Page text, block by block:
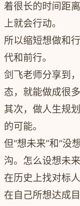
着很长的时间距
上就会行动。
所以缩短想做和
代和前行。
剑飞老师分享到
态，就能做成很多
其次，做人生规
的可能。
但“想未来”和“没
沟。怎么设想未来
在历史上找对标
在自己所想达成